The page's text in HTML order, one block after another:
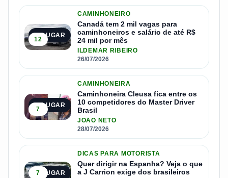
2º LUGAR
12
CAMINHONEIRO
Canadá tem 2 mil vagas para
caminhoneiros e salário de até R$
24 mil por mês
ILDEMAR RIBEIRO
26/07/2026
3º LUGAR
7
CAMINHONEIRA
Caminhoneira Cleusa fica entre os
10 competidores do Master Driver
Brasil
JOÃO NETO
28/07/2026
4º LUGAR
7
DICAS PARA MOTORISTA
Quer dirigir na Espanha? Veja o que
a J Carrion exige dos brasileiros